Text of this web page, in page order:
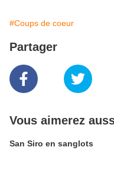
#Coups de coeur
Partager
Vous aimerez
San Siro en sanglots